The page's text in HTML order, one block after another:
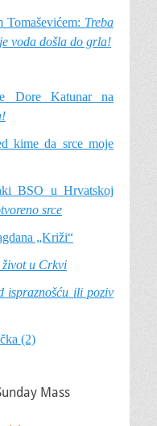
Treba
voda došla do grla!
Dore Katunar na
kime da srce moje
BSO u Hrvatskoj
srce
„Križi“
život u Crkvi
ispraznošću ili poziv
(2)
Mass